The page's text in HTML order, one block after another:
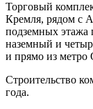
Торговый
Кремля, рядом с
подземных
наземный и
и прямо из метро
Строительство
года.